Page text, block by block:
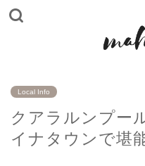
Local Info
クアラルンプー
イナタウンで堪